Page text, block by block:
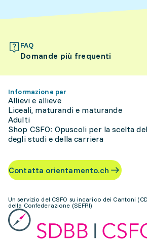
FAQ
Domande più frequenti
Informazione per
Allievi e allieve
Liceali, maturandi e maturande
Adulti
Shop CSFO: Opuscoli per la scelta
degli studi e della carriera
Contatta orientamento.ch
Un servizio del CSFO su incarico dei Cantoni
della Confederazione (SEFRI)